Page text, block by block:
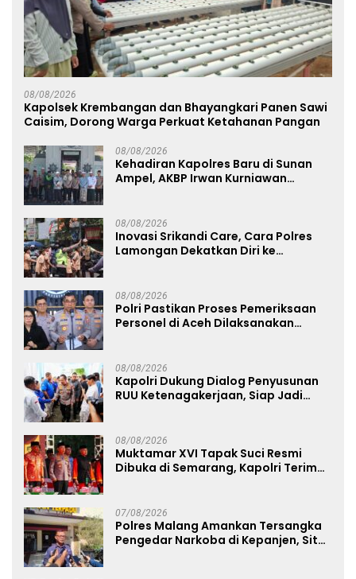
08/08/2026
Kapolsek Krembangan dan Bhayangkari Panen Sawi
Caisim, Dorong Warga Perkuat Ketahanan Pangan
08/08/2026
Kehadiran Kapolres Baru di Sunan
Ampel, AKBP Irwan Kurniawan
08/08/2026
Inovasi Srikandi Care, Cara Polres
Lamongan Dekatkan Diri ke
08/08/2026
Polri Pastikan Proses Pemeriksaan
Personel di Aceh Dilaksanakan
08/08/2026
Kapolri Dukung Dialog Penyusunan
RUU Ketenagakerjaan, Siap Jadi
08/08/2026
Muktamar XVI Tapak Suci Resmi
Dibuka di Semarang, Kapolri Terima
07/08/2026
Polres Malang Amankan Tersangka
Pengedar Narkoba di Kepanjen, Sita